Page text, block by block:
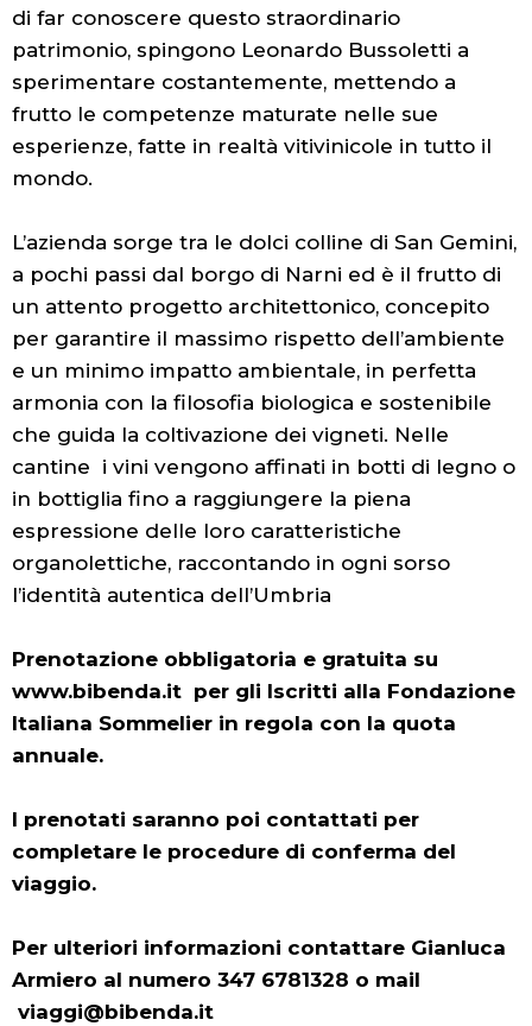
di far conoscere questo straordinario
patrimonio, spingono Leonardo Bussoletti a
sperimentare costantemente, mettendo a
frutto le competenze maturate nelle sue
esperienze, fatte in realtà vitivinicole in tutto il
mondo.
L’azienda sorge tra le dolci colline di San Gemini,
a pochi passi dal borgo di Narni ed è il frutto di
un attento progetto architettonico, concepito
per garantire il massimo rispetto dell’ambiente
e un minimo impatto ambientale, in perfetta
armonia con la filosofia biologica e sostenibile
che guida la coltivazione dei vigneti. Nelle
cantine i vini vengono affinati in botti di legno o
in bottiglia fino a raggiungere la piena
espressione delle loro caratteristiche
organolettiche, raccontando in ogni sorso
l’identità autentica dell’Umbria
Prenotazione obbligatoria e gratuita su
www.bibenda.it per gli Iscritti alla Fondazione
Italiana Sommelier in regola con la quota
annuale.
I prenotati saranno poi contattati per
completare le procedure di conferma del
viaggio.
Per ulteriori informazioni contattare Gianluca
Armiero al numero 347 6781328 o mail
viaggi@bibenda.it